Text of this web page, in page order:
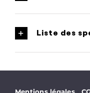
Liste des